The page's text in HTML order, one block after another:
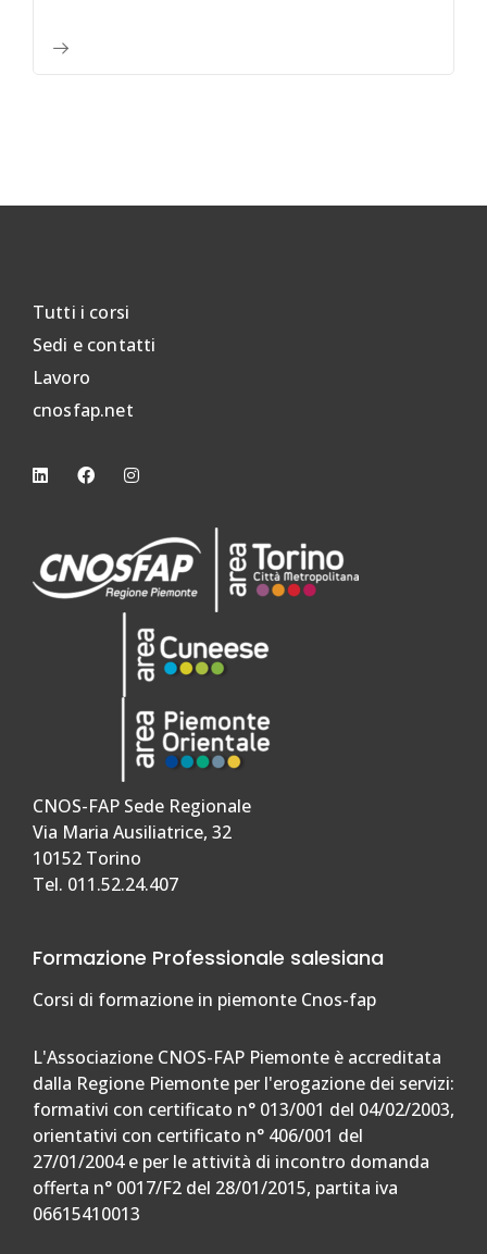
Tutti i corsi
Sedi e contatti
Lavoro
cnosfap.net
CNOS-FAP Sede Regionale
Via Maria Ausiliatrice, 32
10152 Torino
Tel. 011.52.24.407
Formazione Professionale salesiana
Corsi di formazione in piemonte Cnos-fap
L'Associazione CNOS-FAP Piemonte è accreditata
dalla Regione Piemonte per l'erogazione dei servizi:
formativi con certificato n° 013/001 del 04/02/2003,
orientativi con certificato n° 406/001 del
27/01/2004 e per le attività di incontro domanda
offerta n° 0017/F2 del 28/01/2015, partita iva
06615410013